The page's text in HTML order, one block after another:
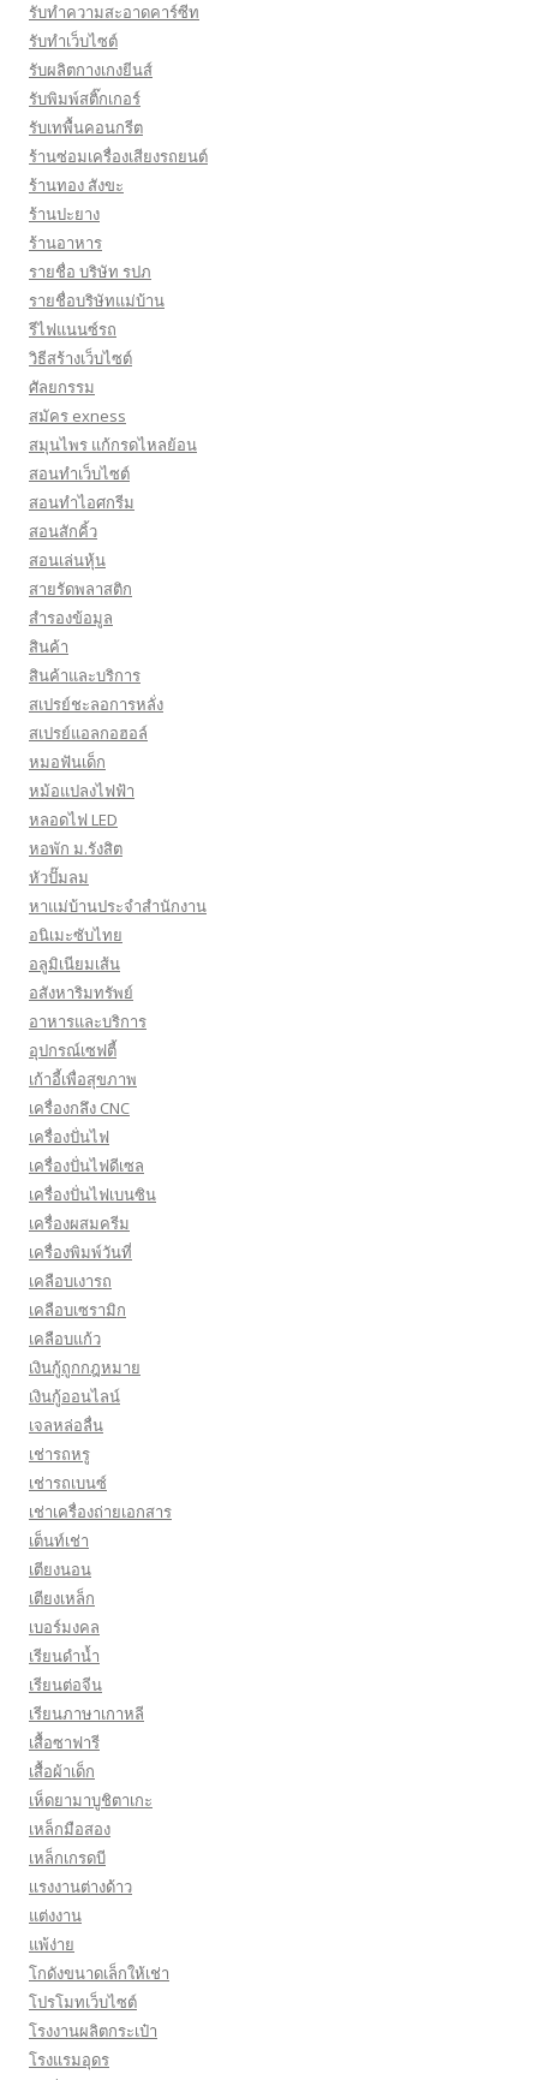
รับทำความสะอาดคาร์ซีท
รับทําเว็บไซต์
รับผลิตกางเกงยีนส์
รับพิมพ์สติ๊กเกอร์
รับเทพื้นคอนกรีต
ร้านซ่อมเครื่องเสียงรถยนต์
ร้านทอง สังขะ
ร้านปะยาง
ร้านอาหาร
รายชื่อ บริษัท รปภ
รายชื่อบริษัทแม่บ้าน
รีไฟแนนซ์รถ
วิธีสร้างเว็บไซต์
ศัลยกรรม
สมัคร exness
สมุนไพร แก้กรดไหลย้อน
สอนทำเว็บไซต์
สอนทำไอศกรีม
สอนสักคิ้ว
สอนเล่นหุ้น
สายรัดพลาสติก
สำรองข้อมูล
สินค้า
สินค้าและบริการ
สเปรย์ชะลอการหลั่ง
สเปรย์แอลกอฮอล์
หมอฟันเด็ก
หม้อแปลงไฟฟ้า
หลอดไฟ LED
หอพัก ม.รังสิต
หัวปั๊มลม
หาแม่บ้านประจำสำนักงาน
อนิเมะซับไทย
อลูมิเนียมเส้น
อสังหาริมทรัพย์
อาหารและบริการ
อุปกรณ์เซฟตี้
เก้าอี้เพื่อสุขภาพ
เครื่องกลึง CNC
เครื่องปั่นไฟ
เครื่องปั่นไฟดีเซล
เครื่องปั่นไฟเบนซิน
เครื่องผสมครีม
เครื่องพิมพ์วันที่
เคลือบเงารถ
เคลือบเซรามิก
เคลือบแก้ว
เงินกู้ถูกกฎหมาย
เงินกู้ออนไลน์
เจลหล่อลื่น
เช่ารถหรู
เช่ารถเบนซ์
เช่าเครื่องถ่ายเอกสาร
เต็นท์เช่า
เตียงนอน
เตียงเหล็ก
เบอร์มงคล
เรียนดำน้ำ
เรียนต่อจีน
เรียนภาษาเกาหลี
เสื้อซาฟารี
เสื้อผ้าเด็ก
เห็ดยามาบูชิตาเกะ
เหล็กมือสอง
เหล็กเกรดบี
เเรงงานต่างด้าว
แต่งงาน
แพ้ง่าย
โกดังขนาดเล็กให้เช่า
โปรโมทเว็บไซต์
โรงงานผลิตกระเป๋า
โรงแรมอุดร